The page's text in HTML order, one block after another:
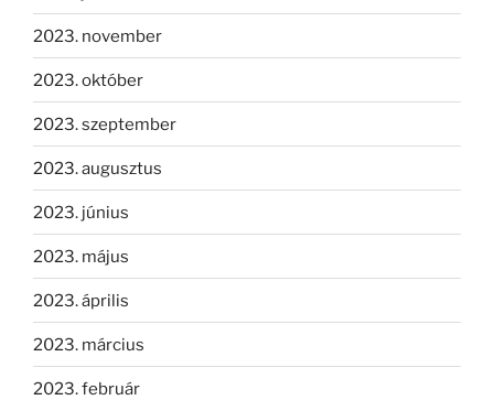
2023. november
2023. október
2023. szeptember
2023. augusztus
2023. június
2023. május
2023. április
2023. március
2023. február